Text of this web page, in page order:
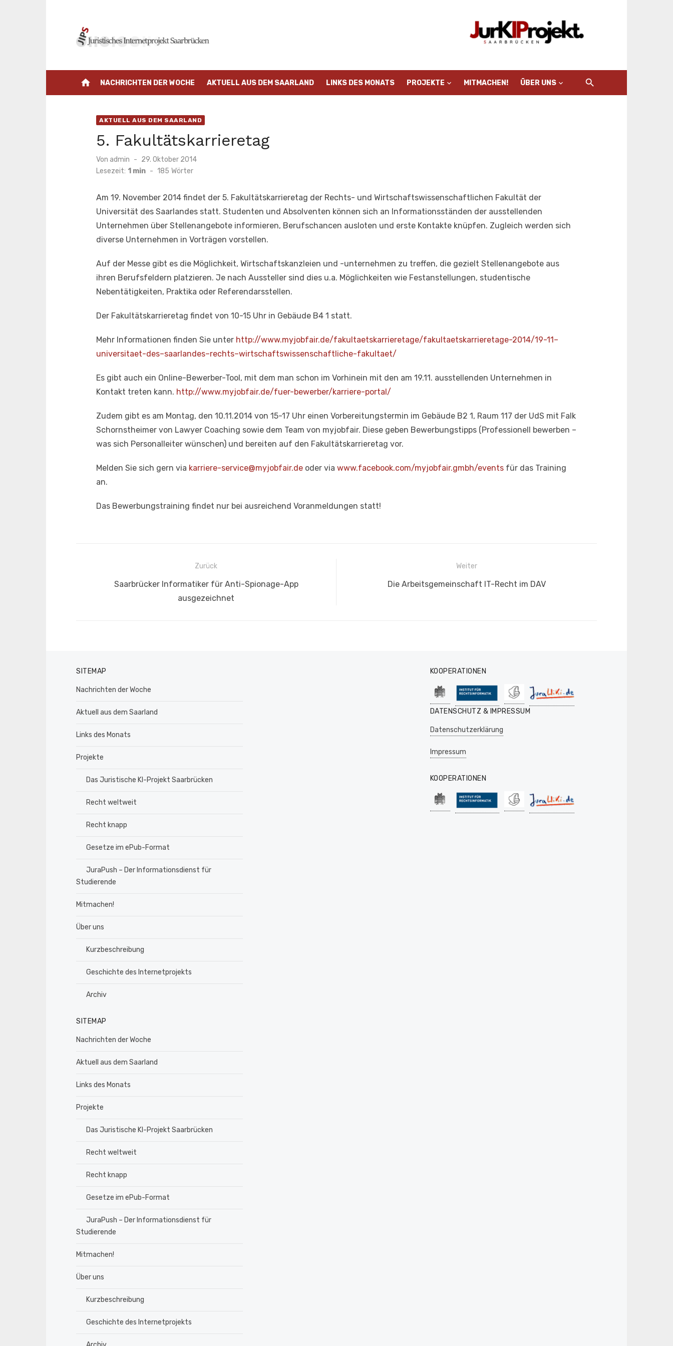
home NACHRICHTEN DER WOCHE AKTUELL AUS DEM SAARLAND LINKS DES MONATS PROJEKTE MITMACHEN! ÜBER UNS
AKTUELL AUS DEM SAARLAND
5. Fakultätskarrieretag
Von admin
Veröffentlicht
am
29. Oktober 2014
Lesezeit: 1 min - 185 Wörter
Am 19. November 2014 findet der 5. Fakultätskarrieretag der Rechts- und Wirtschaftswissenschaftlichen Fakultät der
Universität des Saarlandes statt. Studenten und Absolventen können sich an Informationsständen der ausstellenden
Unternehmen über Stellenangebote informieren, Berufschancen ausloten und erste Kontakte knüpfen. Zugleich werden sich
diverse Unternehmen in Vorträgen vorstellen.
Auf der Messe gibt es die Möglichkeit, Wirtschaftskanzleien und -unternehmen zu treffen, die gezielt Stellenangebote aus
ihren Berufsfeldern platzieren. Je nach Aussteller sind dies u.a. Möglichkeiten wie Festanstellungen, studentische
Nebentätigkeiten, Praktika oder Referendarsstellen.
Der Fakultätskarrieretag findet von 10-15 Uhr in Gebäude B4 1 statt.
Mehr Informationen finden Sie unter http://www.myjobfair.de/fakultaetskarrieretage/fakultaetskarrieretage-2014/19-11–
universitaet-des–saarlandes–rechts–wirtschaftswissenschaftliche-fakultaet/
Es gibt auch ein Online-Bewerber-Tool, mit dem man schon im Vorhinein mit den am 19.11. ausstellenden Unternehmen in
Kontakt treten kann. http://www.myjobfair.de/fuer-bewerber/karriere-portal/
Zudem gibt es am Montag, den 10.11.2014 von 15-17 Uhr einen Vorbereitungstermin im Gebäude B2 1, Raum 117 der UdS mit Falk
Schornstheimer von Lawyer Coaching sowie dem Team von myjobfair. Diese geben Bewerbungstipps (Professionell bewerben –
was sich Personalleiter wünschen) und bereiten auf den Fakultätskarrieretag vor.
Melden Sie sich gern via karriere-service@myjobfair.de oder via www.facebook.com/myjobfair.gmbh/events für das Training
an.
Das Bewerbungstraining findet nur bei ausreichend Voranmeldungen statt!
BeitragsnavigationZurück
Vorheriger
Saarbrücker Informatiker für Anti-Spionage-App
ausgezeichnet
Weiter
Nächster
Die Arbeitsgemeinschaft IT-Recht im DAV
SITEMAP
Nachrichten der Woche
Aktuell aus dem Saarland
Links des Monats
Projekte
Das Juristische KI-Projekt Saarbrücken
Recht weltweit
Recht knapp
Gesetze im ePub-Format
JuraPush – Der Informationsdienst für
Studierende
Mitmachen!
Über uns
Kurzbeschreibung
Geschichte des Internetprojekts
Archiv
SITEMAP
Nachrichten der Woche
Aktuell aus dem Saarland
Links des Monats
Projekte
Das Juristische KI-Projekt Saarbrücken
Recht weltweit
Recht knapp
Gesetze im ePub-Format
JuraPush – Der Informationsdienst für
Studierende
Mitmachen!
Über uns
Kurzbeschreibung
Geschichte des Internetprojekts
KOOPERATIONEN
DATENSCHUTZ & IMPRESSUM
Datenschutzerklärung
Impressum
KOOPERATIONEN